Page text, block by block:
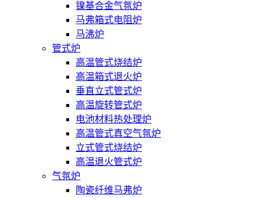
镍基合金气氛炉
马弗箱式电阻炉
马沸炉
管式炉
高温管式烧结炉
高温箱式退火炉
垂直立式管式炉
高温旋转管式炉
电池材料热处理炉
高温管式真空气氛炉
立式管式烧结炉
高温退火管式炉
气氛炉
陶瓷纤维马弗炉